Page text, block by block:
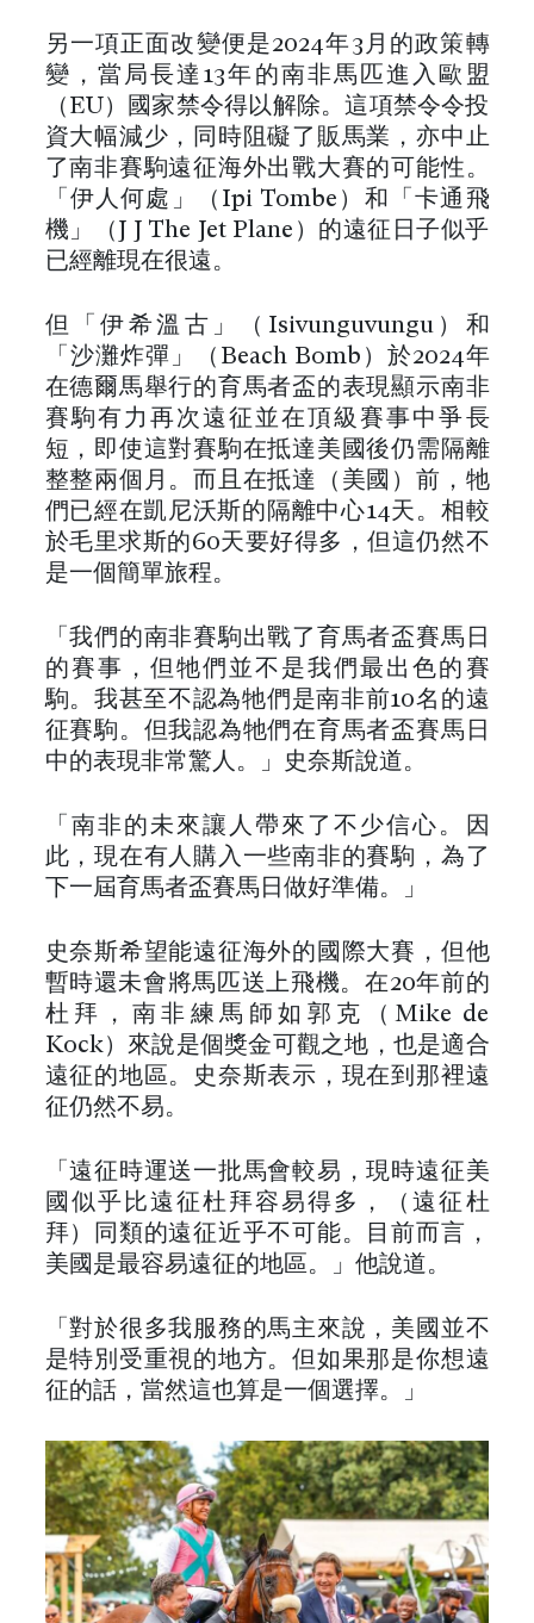
另一項正面改變便是2024年3月的政策轉
變，當局長達13年的南非馬匹進入歐盟
（EU）國家禁令得以解除。這項禁令令投
資大幅減少，同時阻礙了販馬業，亦中止
了南非賽駒遠征海外出戰大賽的可能性。
「伊人何處」（Ipi Tombe）和「卡通飛
機」（J J The Jet Plane）的遠征日子似乎
已經離現在很遠。
但「伊希溫古」（Isivunguvungu）和
「沙灘炸彈」（Beach Bomb）於2024年
在德爾馬舉行的育馬者盃的表現顯示南非
賽駒有力再次遠征並在頂級賽事中爭長
短，即使這對賽駒在抵達美國後仍需隔離
整整兩個月。而且在抵達（美國）前，牠
們已經在凱尼沃斯的隔離中心14天。相較
於毛里求斯的60天要好得多，但這仍然不
是一個簡單旅程。
「我們的南非賽駒出戰了育馬者盃賽馬日
的賽事，但牠們並不是我們最出色的賽
駒。我甚至不認為牠們是南非前10名的遠
征賽駒。但我認為牠們在育馬者盃賽馬日
中的表現非常驚人。」史奈斯說道。
「南非的未來讓人帶來了不少信心。因
此，現在有人購入一些南非的賽駒，為了
下一屆育馬者盃賽馬日做好準備。」
史奈斯希望能遠征海外的國際大賽，但他
暫時還未會將馬匹送上飛機。在20年前的
杜拜，南非練馬師如郭克（Mike de
Kock）來說是個獎金可觀之地，也是適合
遠征的地區。史奈斯表示，現在到那裡遠
征仍然不易。
「遠征時運送一批馬會較易，現時遠征美
國似乎比遠征杜拜容易得多，（遠征杜
拜）同類的遠征近乎不可能。目前而言，
美國是最容易遠征的地區。」他說道。
「對於很多我服務的馬主來說，美國並不
是特別受重視的地方。但如果那是你想遠
征的話，當然這也算是一個選擇。」